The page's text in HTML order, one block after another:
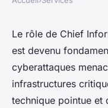
Plongée
expertise
Thomas•5 décembre
Le rôle de Chief
est devenu
cyberattaques
infrastructures
technique pointue et